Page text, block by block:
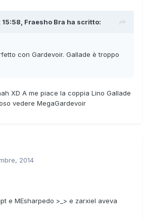
Fraesho Bra ha scritto:
con Gardevoir. Gallade è troppo
XD A me piace la coppia Lino Gallade
vedere MegaGardevoir
2014
e MEsharpedo >_> e zarxiel aveva